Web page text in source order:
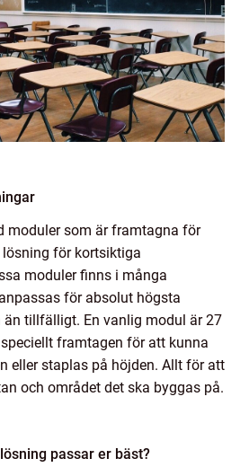
moduler som är framtagna för
lösning för kortsiktiga
moduler finns i många
för absolut högsta
än tillfälligt. En vanlig modul är 27
framtagen för att kunna
eller staplas på höjden. Allt för att
och området det ska byggas på.
passar er bäst?